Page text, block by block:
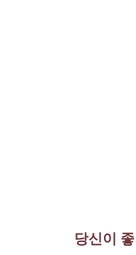
당신이